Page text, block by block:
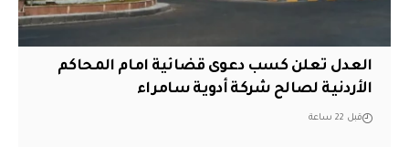
العدل تعلن كسب دعوى قضائية امام المحاكم
الأردنية لصالح شركة أدوية سامراء
قبل 22 ساعة